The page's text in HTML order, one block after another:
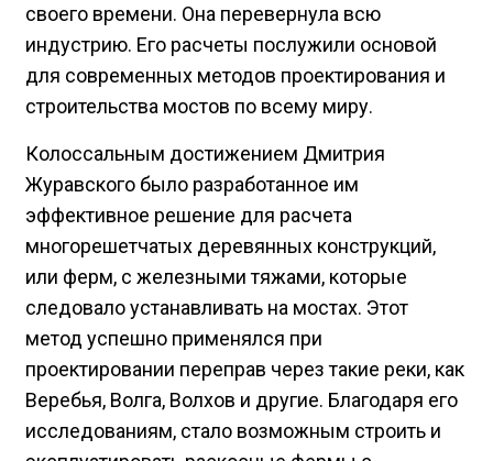
своего времени. Она перевернула всю
индустрию. Его расчеты послужили основой
для современных методов проектирования и
строительства мостов по всему миру.
Колоссальным достижением Дмитрия
Журавского было разработанное им
эффективное решение для расчета
многорешетчатых деревянных конструкций,
или ферм, с железными тяжами, которые
следовало устанавливать на мостах. Этот
метод успешно применялся при
проектировании переправ через такие реки, как
Веребья, Волга, Волхов и другие. Благодаря его
исследованиям, стало возможным строить и